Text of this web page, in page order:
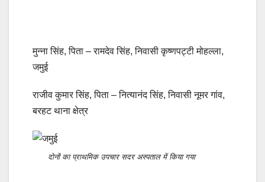
मुन्ना सिंह, पिता – रामदेव सिंह, निवासी कृष्णपट्टी मोहल्ला,
जमुई
राजीव कुमार सिंह, पिता – नित्यानंद सिंह, निवासी नूमर गांव,
बरहट थाना क्षेत्र
दोनों का प्राथमिक उपचार सदर अस्पताल में किया गया